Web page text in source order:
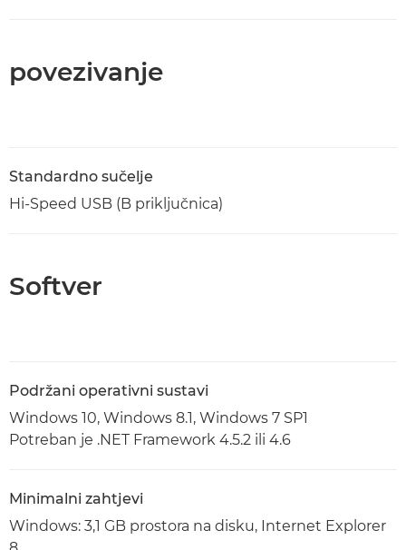
povezivanje
Standardno sučelje
Hi-Speed USB (B priključnica)
Softver
Podržani operativni sustavi
Windows 10, Windows 8.1, Windows 7 SP1
Potreban je .NET Framework 4.5.2 ili 4.6
Minimalni zahtjevi
Windows: 3,1 GB prostora na disku, Internet Explorer